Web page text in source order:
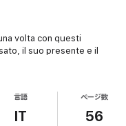
volta con questi
il suo presente e il
言語
IT
ページ数
56